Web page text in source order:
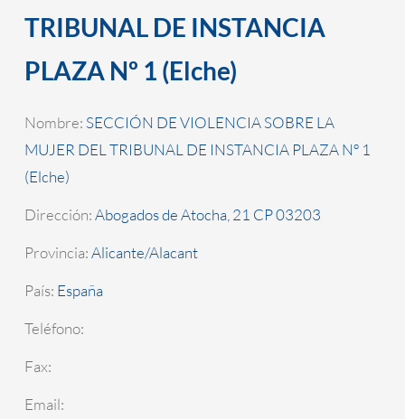
TRIBUNAL DE INSTANCIA
PLAZA Nº 1 (Elche)
Nombre: SECCIÓN DE VIOLENCIA SOBRE LA
MUJER DEL TRIBUNAL DE INSTANCIA PLAZA Nº 1
(Elche)
Dirección:Abogados de Atocha, 21 CP 03203
Provincia:Alicante/Alacant
País: España
Teléfono:
Fax:
Email: